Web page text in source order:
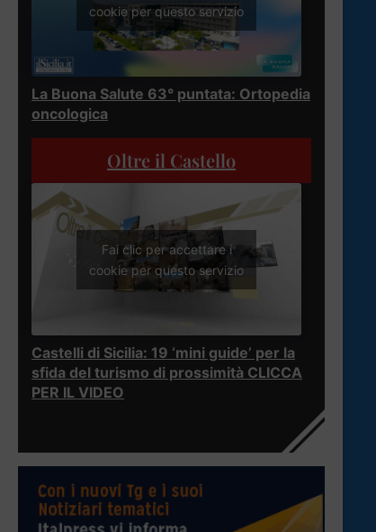
cookie per questo servizio
La Buona Salute 63° puntata: Ortopedia
oncologica
Oltre il Castello
Fai clic per accettare i
cookie per questo servizio
Castelli di Sicilia: 19 ‘mini guide’ per la
sfida del turismo di prossimità CLICCA
PER IL VIDEO